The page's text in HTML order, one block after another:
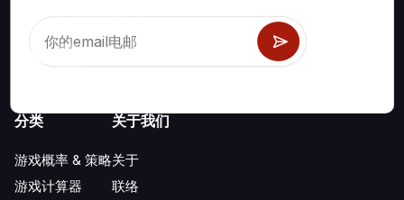
分类
游戏概率 & 策略
游戏计算器
关于我们
关于
联络